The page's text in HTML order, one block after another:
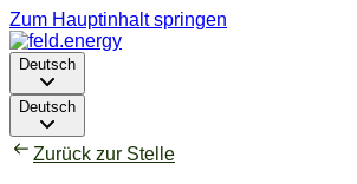
Zum Hauptinhalt springen
Deutsch
Deutsch
Zurück zur Stelle